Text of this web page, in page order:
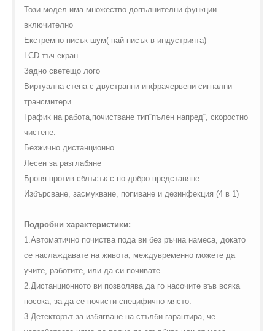
Този модел има множество допълнителни функции
включително
Екстремно нисък шум( най-нисък в индустрията)
LCD тъч екран
Задно светещо лого
Виртуална стена с двустранни инфрачервени сигнални
трансмитери
График на работа,почистване тип“пълен напред“, скоростно
чистене.
Безжично дистанционно
Лесен за разглабяне
Броня против сблъсък с по-добро представяне
Избърсване, засмукване, попиване и дезинфекция (4 в 1)
Подробни характеристики:
1.Автоматично почиства пода ви без ръчна намеса, докато
се наслаждавате на живота, междувременно можете да
учите, работите, или да си почивате.
2.Дистанционното ви позволява да го насочите във всяка
посока, за да се почисти специфично място.
3.Детекторът за избягване на стълби гарантира, че